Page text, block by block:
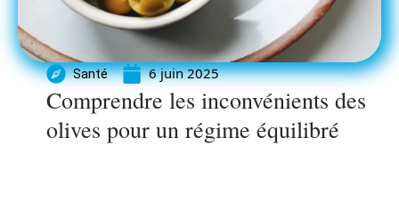
Santé 6 juin 2025
Comprendre les inconvénients des
olives pour un régime équilibré